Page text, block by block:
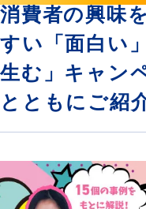
消費者の興味
すい「面白い
生む」キャン
とともにご紹